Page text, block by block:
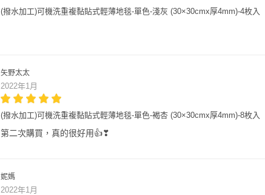
(撥水加工)可機洗重複黏貼式輕薄地毯-單色-淺灰 (30×30cmx厚4mm)-4枚入
矢野太太
2022年1月
(撥水加工)可機洗重複黏貼式輕薄地毯-單色-褐杏 (30×30cmx厚4mm)-8枚入
第二次購買，真的很好用👍❣
妮媽
2022年1月